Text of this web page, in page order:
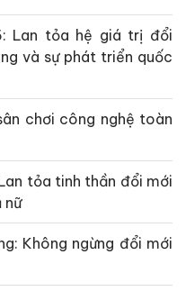
Lan tỏa hệ giá trị đổi
và sự phát triển quốc
chơi công nghệ toàn
tỏa tinh thần đổi mới
nữ
Không ngừng đổi mới